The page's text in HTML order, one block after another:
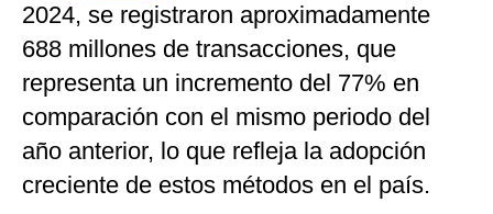
2024, se registraron aproximadamente
688 millones de transacciones, que
representa un incremento del 77% en
comparación con el mismo periodo del
año anterior, lo que refleja la adopción
creciente de estos métodos en el país.